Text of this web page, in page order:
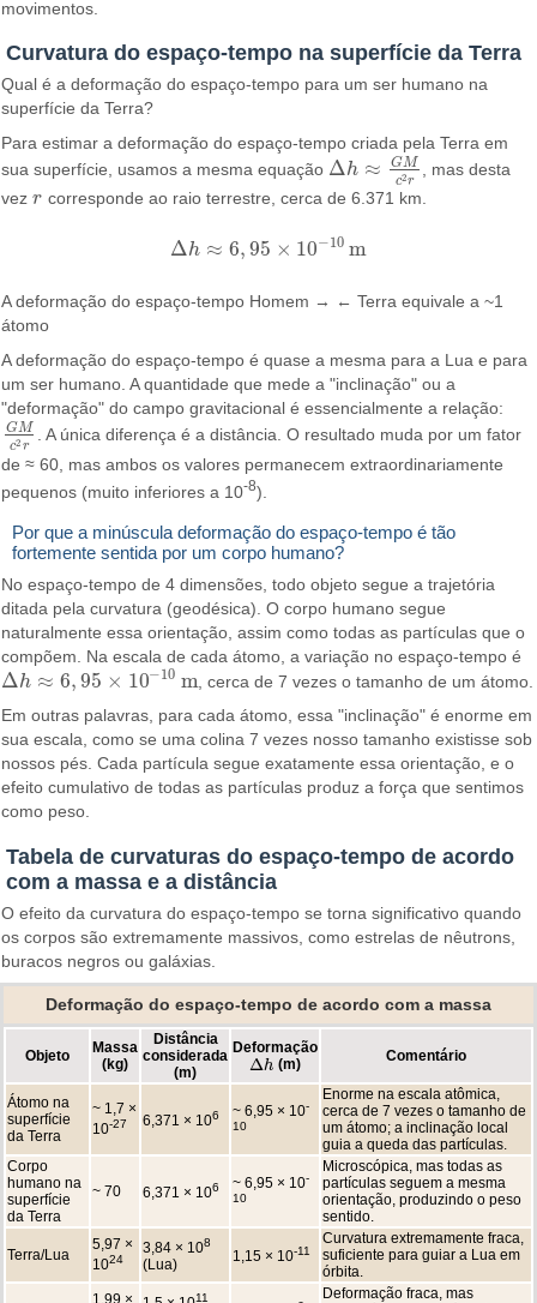
movimentos.
Curvatura do espaço-tempo na superfície da Terra
Qual é a deformação do espaço-tempo para um ser humano na
superfície da Terra?
Para estimar a deformação do espaço-tempo criada pela Terra em
sua superfície, usamos a mesma equação Δh ≈ GM
c2r
Δh≈ GM c2r
, mas desta
vezr
r corresponde ao raio terrestre, cerca de 6.371 km.
Δh ≈ 6,95 × 10−10 m
Δh≈6, 95× 10 −10 m
A deformação do espaço-tempo Homem → ← Terra equivale a ~1
átomo
A deformação do espaço-tempo é quase a mesma para a Lua e para
um ser humano. A quantidade que mede a "inclinação" ou a
"deformação" do campo gravitacional é essencialmente a relação:
GM
c2 r
GMc 2r
. A única diferença é a distância. O resultado muda por um fator
de ≈ 60, mas ambos os valores permanecem extraordinariamente
pequenos (muito inferiores a 10-8).
Por que a minúscula deformação do espaço-tempo é tão
fortemente sentida por um corpo humano?
No espaço-tempo de 4 dimensões, todo objeto segue a trajetória
ditada pela curvatura (geodésica). O corpo humano segue
naturalmente essa orientação, assim como todas as partículas que o
compõem. Na escala de cada átomo, a variação no espaço-tempo é
Δh ≈ 6,95 × 10−10 m
Δh≈ 6,95×10− 10 m
, cerca de 7 vezes o tamanho de um átomo.
Em outras palavras, para cada átomo, essa "inclinação" é enorme em
sua escala, como se uma colina 7 vezes nosso tamanho existisse sob
nossos pés. Cada partícula segue exatamente essa orientação, e o
efeito cumulativo de todas as partículas produz a força que sentimos
como peso.
Tabela de curvaturas do espaço-tempo de acordo
com a massa e a distância
O efeito da curvatura do espaço-tempo se torna significativo quando
os corpos são extremamente massivos, como estrelas de nêutrons,
buracos negros ou galáxias.
Deformação do espaço-tempo de acordo com a massa
Objeto
Massa
(kg)
Distância
considerada
(m)
Deformação
Δh
Δh (m)
Comentário
Átomo na
superfície
da Terra
~ 1,7 ×
10-27 6,371 × 106 ~ 6,95 × 10-
10
Enorme na escala atômica,
cerca de 7 vezes o tamanho de
um átomo; a inclinação local
guia a queda das partículas.
Corpo
humano na
superfície
da Terra
~ 70 6,371 × 106 ~ 6,95 × 10-
10
Microscópica, mas todas as
partículas seguem a mesma
orientação, produzindo o peso
sentido.
Terra/Lua
5,97 ×
1024
3,84 × 108
(Lua) 1,15 × 10-11
Curvatura extremamente fraca,
suficiente para guiar a Lua em
órbita.
1,99 ×
11
Deformação fraca, mas